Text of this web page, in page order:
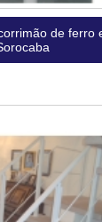
de ferro